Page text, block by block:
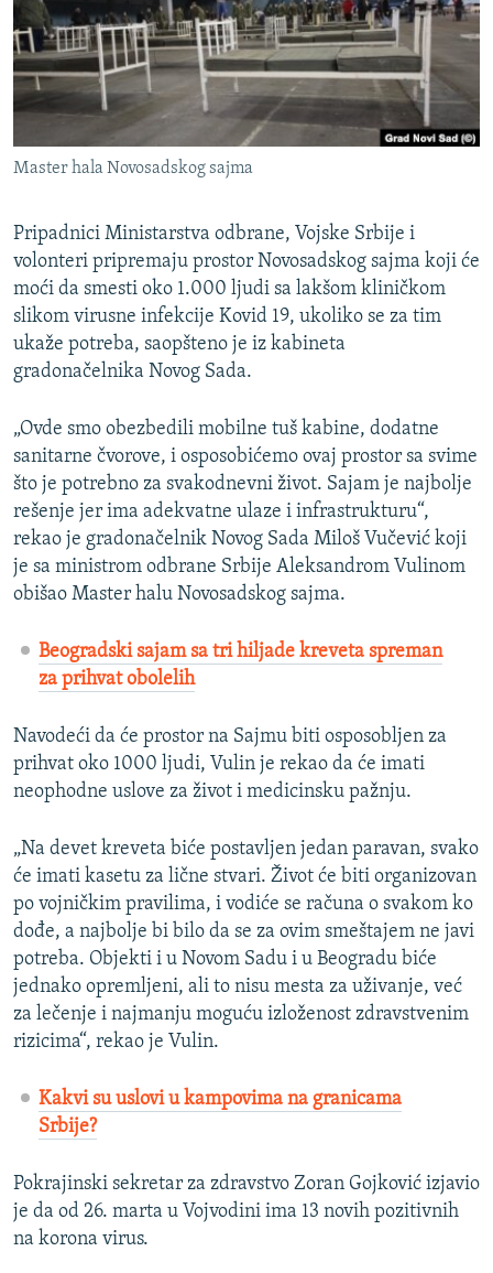
ISPRIČAJ MI
DNEVNO@RSE
SPECIJALI RSE
POPLAVE I KLIZIŠTA U BIH 2024.
TV LIBERTY
POST SCRIPTUM
MOJA EVROPA
TRI DECENIJE OD RATA U BIH
SVE KARTE DEJTONA
NASTANAK I RASPAD JUGOSLAVIJE
PRATITE NAS
Sve RFE/RL stranice
Master hala Novosadskog sajma
Pripadnici Ministarstva odbrane, Vojske Srbije i
volonteri pripremaju prostor Novosadskog sajma koji će
moći da smesti oko 1.000 ljudi sa lakšom kliničkom
slikom virusne infekcije Kovid 19, ukoliko se za tim
ukaže potreba, saopšteno je iz kabineta
gradonačelnika Novog Sada.
„Ovde smo obezbedili mobilne tuš kabine, dodatne
sanitarne čvorove, i osposobićemo ovaj prostor sa svime
što je potrebno za svakodnevni život. Sajam je najbolje
rešenje jer ima adekvatne ulaze i infrastrukturu“,
rekao je gradonačelnik Novog Sada Miloš Vučević koji
je sa ministrom odbrane Srbije Aleksandrom Vulinom
obišao Master halu Novosadskog sajma.
Beogradski sajam sa tri hiljade kreveta spreman
za prihvat obolelih
Navodeći da će prostor na Sajmu biti osposobljen za
prihvat oko 1000 ljudi, Vulin je rekao da će imati
neophodne uslove za život i medicinsku pažnju.
„Na devet kreveta biće postavljen jedan paravan, svako
će imati kasetu za lične stvari. Život će biti organizovan
po vojničkim pravilima, i vodiće se računa o svakom ko
dođe, a najbolje bi bilo da se za ovim smeštajem ne javi
potreba. Objekti i u Novom Sadu i u Beogradu biće
jednako opremljeni, ali to nisu mesta za uživanje, već
za lečenje i najmanju moguću izloženost zdravstvenim
rizicima“, rekao je Vulin.
Kakvi su uslovi u kampovima na granicama
Srbije?
Pokrajinski sekretar za zdravstvo Zoran Gojković izjavio
je da od 26. marta u Vojvodini ima 13 novih pozitivnih
na korona virus.